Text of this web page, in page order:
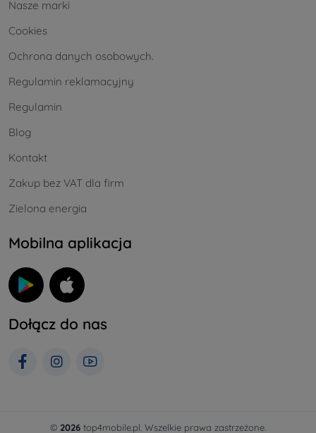
Nasze marki
Cookies
Ochrona danych osobowych.
Regulamin reklamacyjny
Regulamin
Blog
Kontakt
Zakup bez VAT dla firm
Zielona energia
Mobilna aplikacja
Dołącz do nas
© 2026 top4mobile.pl. Wszelkie prawa zastrzeżone.